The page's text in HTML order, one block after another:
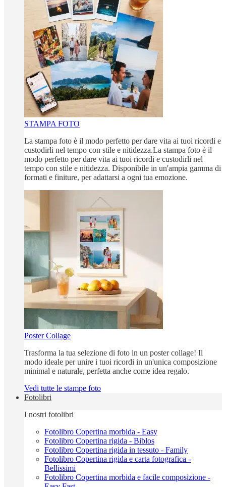
STAMPA FOTO
La stampa foto è il modo perfetto per dare vita ai tuoi ricordi e
custodirli nel tempo con stile e nitidezza.La stampa foto è il
modo perfetto per dare vita ai tuoi ricordi e custodirli nel
tempo con stile e nitidezza. Disponibile in un'ampia gamma di
formati e finiture, per adattarsi a ogni tua emozione.
Poster Collage
Trasforma la tua selezione di foto in un poster collage! Il
modo ideale per unire i tuoi ricordi in un'unica composizione
minimal e naturale, perfetta anche come idea regalo.
Vedi tutte le stampe foto
Fotolibri
I nostri fotolibri
Fotolibro Copertina morbida - Easy
Fotolibro Copertina rigida - Biblos
Fotolibro Copertina rigida in tessuto - Family
Fotolibro Copertina rigida e carta fotografica -
Bellissimi
Fotolibro Copertina morbida e facile composizione -